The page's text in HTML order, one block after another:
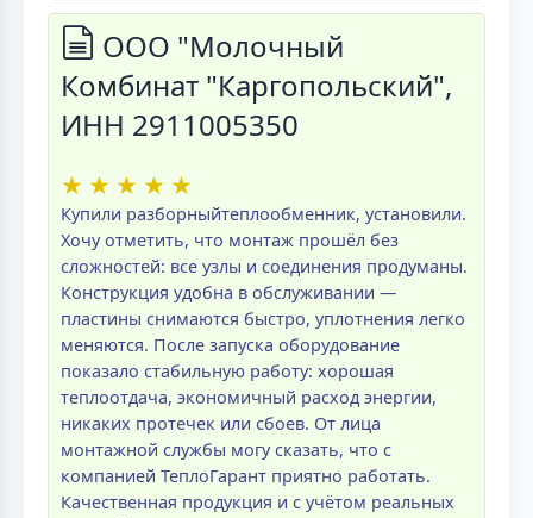
ООО "Молочный
Комбинат "Каргопольский",
ИНН 2911005350
★ ★ ★ ★ ★
Купили разборныйтеплообменник, установили.
Хочу отметить, что монтаж прошёл без
сложностей: все узлы и соединения продуманы.
Конструкция удобна в обслуживании —
пластины снимаются быстро, уплотнения легко
меняются. После запуска оборудование
показало стабильную работу: хорошая
теплоотдача, экономичный расход энергии,
никаких протечек или сбоев. От лица
монтажной службы могу сказать, что с
компанией ТеплоГарант приятно работать.
Качественная продукция и с учётом реальных